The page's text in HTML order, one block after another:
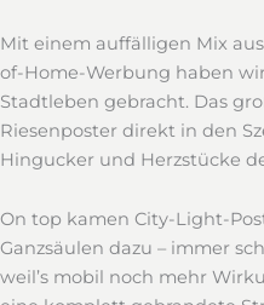
Mit einem auffälligen Mix
of-Home-Werbung haben
Stadtleben gebracht. Das
Riesenposter direkt in den
Hingucker und Herzstücke
On top kamen City-Light-
Ganzsäulen dazu – immer
weil’s mobil noch mehr